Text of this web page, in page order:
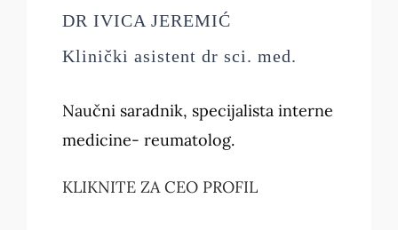
DR IVICA JEREMIĆ
Klinički asistent dr sci. med.
Naučni saradnik, specijalista interne
medicine- reumatolog.
KLIKNITE ZA CEO PROFIL